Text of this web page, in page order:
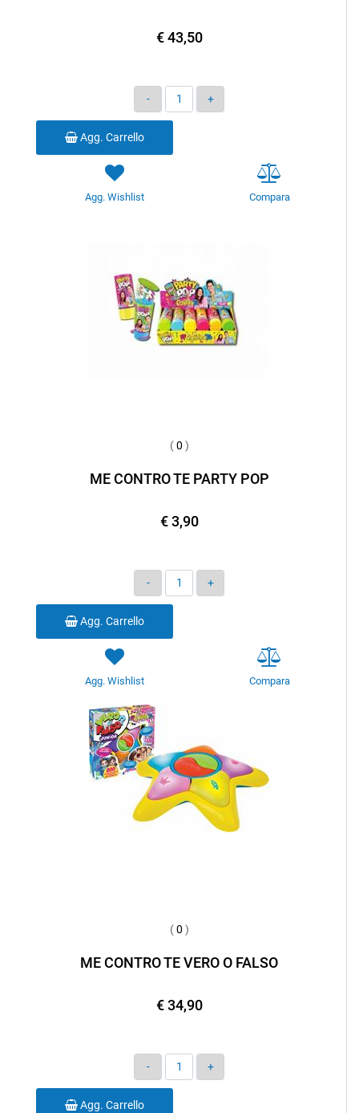
€ 43,50
Quantità
Agg. Carrello
Agg. Wishlist Compara
(0 )
ME CONTRO TE PARTY POP
€ 3,90
Quantità
Agg. Carrello
Agg. Wishlist Compara
(0 )
ME CONTRO TE VERO O FALSO
€ 34,90
Quantità
Agg. Carrello